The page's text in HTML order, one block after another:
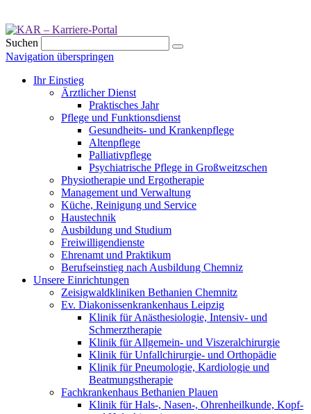
Suchen
Navigation überspringen
Ihr Einstieg
Ärztlicher Dienst
Praktisches Jahr
Pflege und Funktionsdienst
Gesundheits- und Krankenpflege
Altenpflege
Palliativpflege
Psychiatrische Pflege in Großweitzschen
Physiotherapie und Ergotherapie
Management und Verwaltung
Küche, Reinigung und Service
Haustechnik
Ausbildung und Studium
Freiwilligendienste
Ehrenamt und Praktikum
Berufseinstieg nach Ausbildung Chemniz
Unsere Einrichtungen
Zeisigwaldkliniken Bethanien Chemnitz
Ev. Diakonissenkrankenhaus Leipzig
Klinik für Anästhesiologie, Intensiv- und
Schmerztherapie
Klinik für Allgemein- und Viszeralchirurgie
Klinik für Unfallchirurgie- und Orthopädie
Klinik für Pneumologie, Kardiologie und
Beatmungstherapie
Fachkrankenhaus Bethanien Plauen
Klinik für Hals-, Nasen-, Ohrenheilkunde, Kopf-